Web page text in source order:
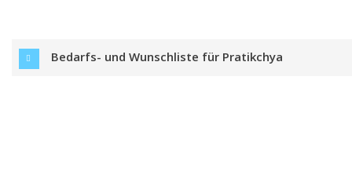
Bedarfs- und Wunschliste für Pratikchya